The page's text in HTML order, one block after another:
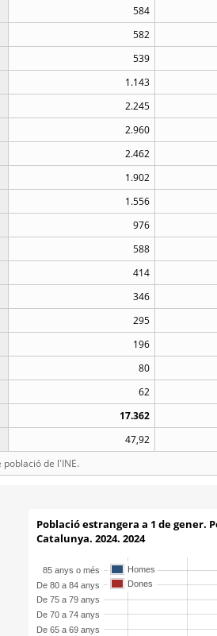
584
582
539
1.143
2.245
2.960
2.462
1.902
1.556
976
588
414
346
295
196
80
62
17.362
47,92
població de l'INE.